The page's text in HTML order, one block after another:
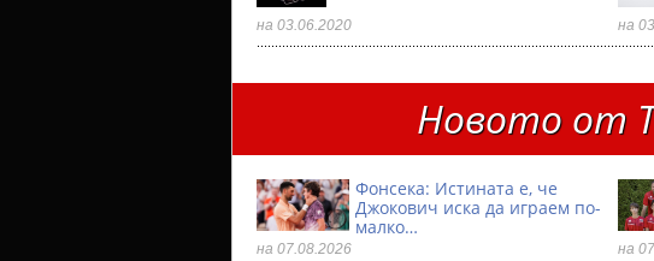
на 03.06.2020 на
Новото от
Фонсека: Истината е, че
Джокович иска да играем по-
малко…
на 07.08.2026 на